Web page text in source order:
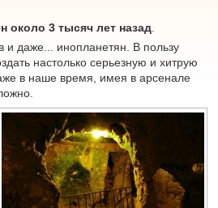
около 3 тысяч лет назад
и даже... инопланетян. В пользу
настолько серьезную и хитрую
в наше время, имея в арсенале